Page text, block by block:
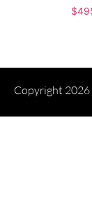
$
Copyright 2026